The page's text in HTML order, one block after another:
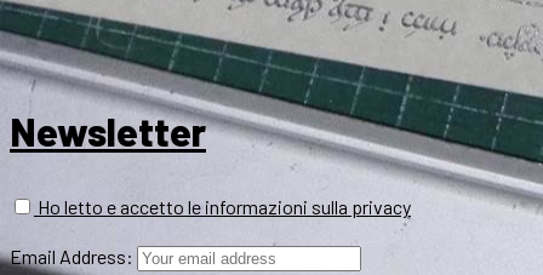
Newsletter
Ho letto e accetto le informazioni sulla privacy
Email Address: